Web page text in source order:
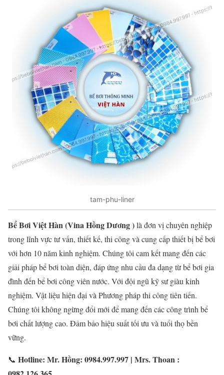
tam-phu-liner
Bể Bơi Việt Hàn (Vina Hồng Dương )là đơn vị chuyên nghiệp
trong lĩnh vực tư vấn, thiết kế, thi công và cung cấp thiết bị bể bơi
với hơn 10 năm kinh nghiệm. Chúng tôi cam kết mang đến các
giải pháp bể bơi toàn diện, đáp ứng nhu cầu đa dạng từ bể bơi gia
đình đến bể bơi công viên nước. Với đội ngũ kỹ sư giàu kinh
nghiệm. Vật liệu hiện đại và Phương pháp thi công tiên tiến.
Chúng tôi không ngừng đổi mới để mang đến các công trình bể
bơi chất lượng cao. Đảm bảo hiệu suất tối ưu và tuổi thọ bền
vững.
📞 Hotline: Mr. Hồng: 0984.997.997 | Mrs. Thoan :